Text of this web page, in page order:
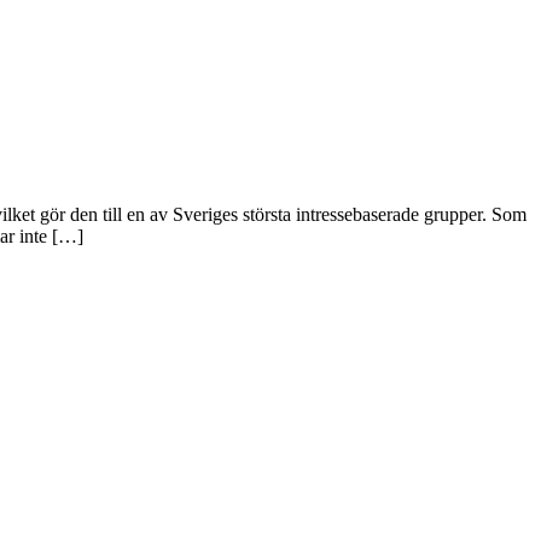
gör den till en av Sveriges största intressebaserade grupper. Som
inte […]